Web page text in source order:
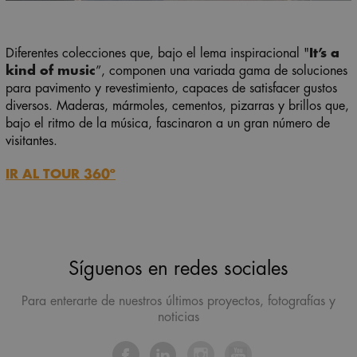
Diferentes colecciones que, bajo el lema inspiracional " It’s a
kind of music”, componen una variada gama de soluciones
para pavimento y revestimiento, capaces de satisfacer gustos
diversos. Maderas, mármoles, cementos, pizarras y brillos que,
bajo el ritmo de la música, fascinaron a un gran número de
visitantes.
IR AL TOUR 360º
Síguenos en redes sociales
Para enterarte de nuestros últimos proyectos, fotografías y
noticias